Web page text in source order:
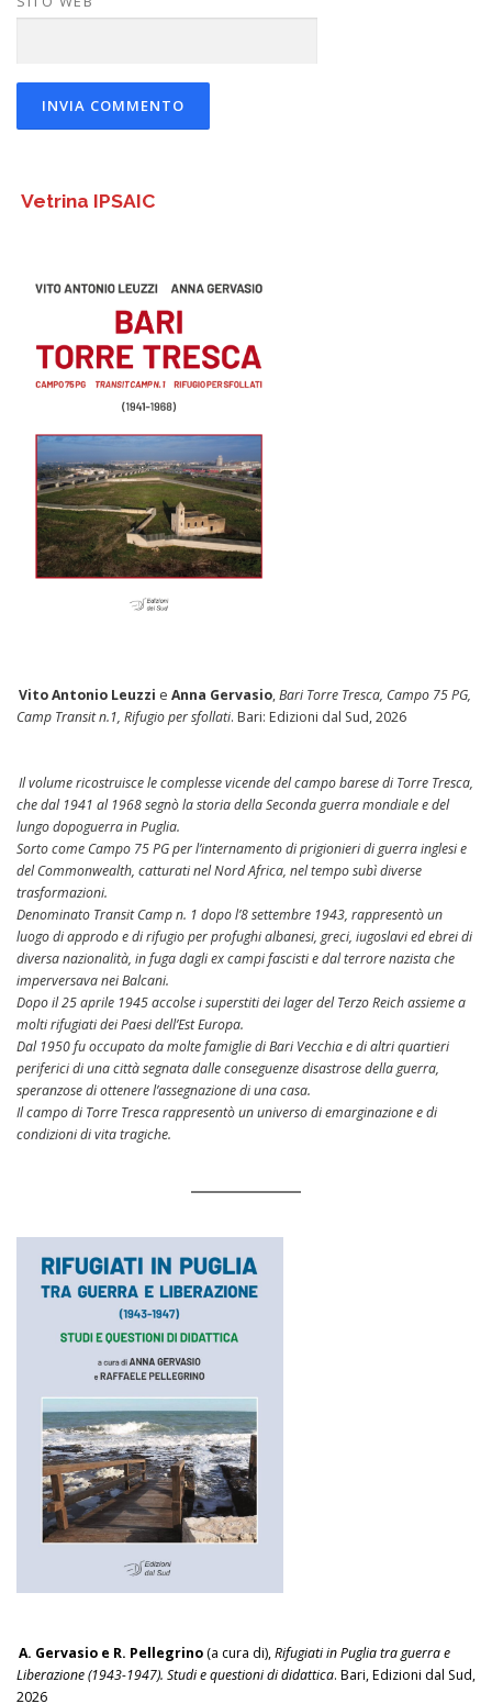
Vetrina IPSAIC
Vito Antonio Leuzzi eAnna Gervasio,Bari Torre Tresca, Campo 75 PG,
Camp Transit n.1, Rifugio per sfollati. Bari: Edizioni dal Sud, 2026
Il volume ricostruisce le complesse vicende del campo barese di Torre Tresca,
che dal 1941 al 1968 segnò la storia della Seconda guerra mondiale e del
lungo dopoguerra in Puglia.
Sorto come Campo 75 PG per l’internamento di prigionieri di guerra inglesi e
del Commonwealth, catturati nel Nord Africa, nel tempo subì diverse
trasformazioni.
Denominato Transit Camp n. 1 dopo l’8 settembre 1943, rappresentò un
luogo di approdo e di rifugio per profughi albanesi, greci, iugoslavi ed ebrei di
diversa nazionalità, in fuga dagli ex campi fascisti e dal terrore nazista che
imperversava nei Balcani.
Dopo il 25 aprile 1945 accolse i superstiti dei lager del Terzo Reich assieme a
molti rifugiati dei Paesi dell’Est Europa.
Dal 1950 fu occupato da molte famiglie di Bari Vecchia e di altri quartieri
periferici di una città segnata dalle conseguenze disastrose della guerra,
speranzose di ottenere l’assegnazione di una casa.
Il campo di Torre Tresca rappresentò un universo di emarginazione e di
condizioni di vita tragiche.
A. Gervasio e R. Pellegrino (a cura di),Rifugiati in Puglia tra guerra e
Liberazione (1943-1947). Studi e questioni di didattica. Bari, Edizioni dal Sud,
2026